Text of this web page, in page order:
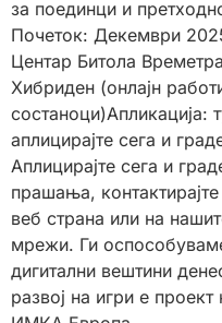
за поединци и
Почеток: Декември
Центар Битола
Хибриден (онлајн
состаноци)Апликација:
аплицирајте сега и
Аплицирајте сега и
прашања,
веб страна или на
мрежи. Ги
дигитални вештини
развој на игри е